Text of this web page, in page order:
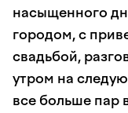
насыщенного
городом, с
свадьбой,
утром на
все больше пар